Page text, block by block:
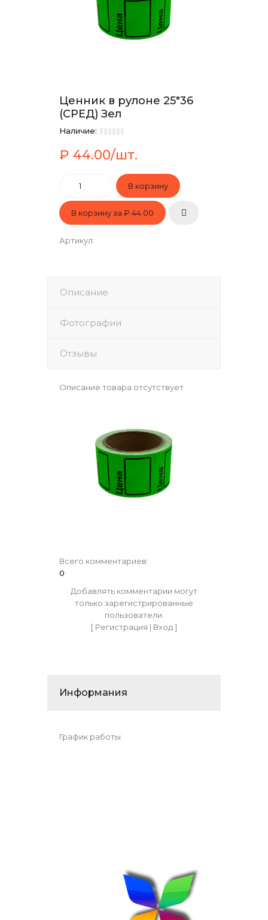
Ценник в рулоне 25*36
(СРЕД) Зел
Наличие:
₽ 44.00/шт.
В корзину за ₽ 44.00
Артикул:
Описание
Фотографии
Отзывы
Описание товара отсутствует
Всего комментариев:
0
Добавлять комментарии могут
только зарегистрированные
пользователи.
[ Регистрация | Вход]
Информания
График работы